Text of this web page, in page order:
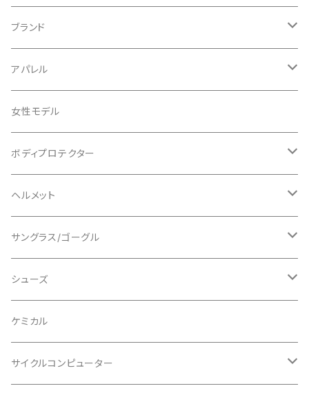
ブランド
ABUS/アブス
ADEPT/アデプト
AENOMALY/アエノマリー
ALL MOUNTAIN STYLE
AVID/アヴィド
BAR MITTS/バーミッツ
BAZOOKA/バズーカ
BBB/ビービービー
アパレル
Tシャツ
ジャージ
ロングスリーブ
ショートスリーブ
ジャケット
ショーツ
ビブタイプ
パンツ / タイツ
上下セット
グローブ
女性モデル
ボディプロテクター
エルボー/肘
ニー/膝
その他
ヘルメット
ロード
マウンテンバイク
フルフェイス
キッズ
サングラス/ゴーグル
アクセサリー
シューズ
ロード
グラベル
ケミカル
サイクルコンピューター